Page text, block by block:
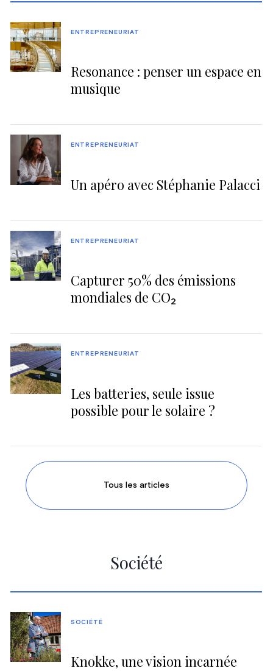
Resonance : penser un espace en
musique
ENTREPRENEURIAT
Un apéro avec Stéphanie Palacci
ENTREPRENEURIAT
Capturer 50% des émissions
mondiales de CO₂
ENTREPRENEURIAT
Les batteries, seule issue
possible pour le solaire ?
ENTREPRENEURIAT
Tous les articles
Société
Knokke, une vision incarnée
SOCIÉTÉ